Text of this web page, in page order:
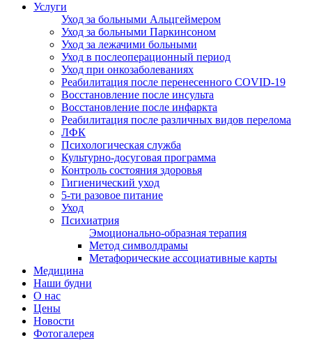
Услуги
Уход за больными Альцгеймером
Уход за больными Паркинсоном
Уход за лежачими больными
Уход в послеоперационный период
Уход при онкозаболеваниях
Реабилитация после перенесенного COVID-19
Восстановление после инсульта
Восстановление после инфаркта
Реабилитация после различных видов перелома
⁠ЛФК
Психологическая служба
Культурно-досуговая программа
Контроль состояния здоровья
Гигиенический уход
5-ти разовое питание
Уход
Психиатрия
Эмоционально-образная терапия
Метод символдрамы
Метафорические ассоциативные карты
Медицина
Наши будни
О нас
Цены
Новости
Фотогалерея